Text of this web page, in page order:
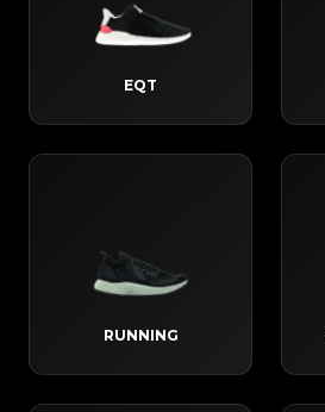
EQT
RUNNING